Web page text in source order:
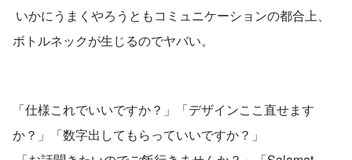
ボトルネックが生じるのでヤバい。
「仕様これでいいですか？」「デザインここ直せます
か？」「数字出してもらっていいですか？」